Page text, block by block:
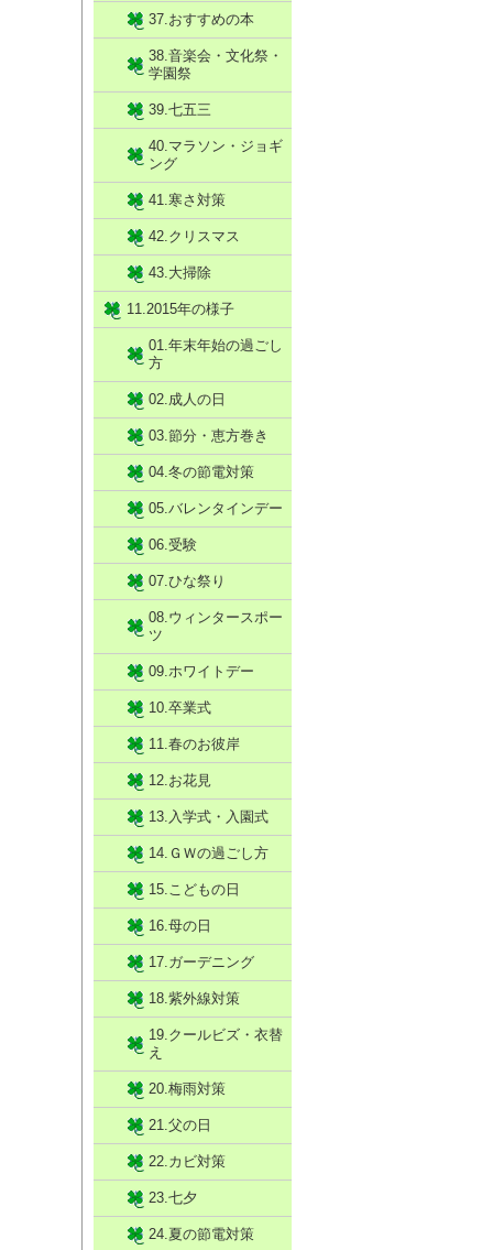
37.おすすめの本
38.音楽会・文化祭・
学園祭
39.七五三
40.マラソン・ジョギ
ング
41.寒さ対策
42.クリスマス
43.大掃除
11.2015年の様子
01.年末年始の過ごし
方
02.成人の日
03.節分・恵方巻き
04.冬の節電対策
05.バレンタインデー
06.受験
07.ひな祭り
08.ウィンタースポー
ツ
09.ホワイトデー
10.卒業式
11.春のお彼岸
12.お花見
13.入学式・入園式
14.ＧＷの過ごし方
15.こどもの日
16.母の日
17.ガーデニング
18.紫外線対策
19.クールビズ・衣替
え
20.梅雨対策
21.父の日
22.カビ対策
23.七夕
24.夏の節電対策